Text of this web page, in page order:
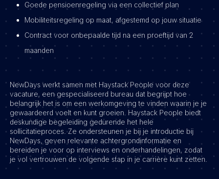
Goede pensioenregeling via een collectief plan
Mobiliteitsregeling op maat, afgestemd op jouw situatie
Contract voor onbepaalde tijd na een proeftijd van 2
maanden
NewDays werkt samen met Haystack People voor deze
vacature, een gespecialiseerd bureau dat begrijpt hoe
belangrijk het is om een werkomgeving te vinden waarin je je
gewaardeerd voelt en kunt groeien. Haystack People biedt
deskundige begeleiding gedurende het hele
sollicitatieproces. Ze ondersteunen je bij je introductie bij
NewDays, geven relevante achtergrondinformatie en
bereiden je voor op interviews en onderhandelingen, zodat
je vol vertrouwen de volgende stap in je carrière kunt zetten.